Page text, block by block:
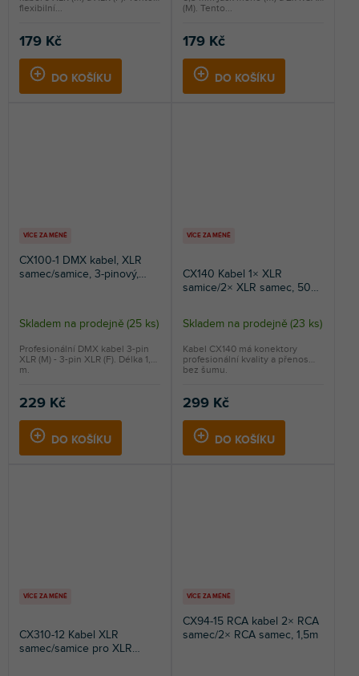
5,0
hvězdiček.
179 Kč
DO KOŠÍKU
flexibilní...
je
5,0
hvězdiček.
179 Kč
DO KOŠÍKU
(M). Tento...
VÍCE ZA MÉNĚ
CX100-1 DMX kabel, XLR
samec/samice, 3-pinový,
Skladem na prodejně (25 ks)
229 Kč
DO KOŠÍKU
Profesionální DMX kabel 3-pin
XLR (M) - 3-pin XLR (F). Délka 1,5
m.
VÍCE ZA MÉNĚ
CX140 Kabel 1× XLR
samice/2× XLR samec, 50
Průměrné
hodnocení
produktu
5,0
hvězdiček.
Skladem na prodejně (23 ks)
299 Kč
DO KOŠÍKU
Kabel CX140 má konektory
profesionální kvality a přenos
bez šumu.
VÍCE ZA MÉNĚ
CX310-12 Kabel XLR
samec/samice pro XLR
VÍCE ZA MÉNĚ
CX94-15 RCA kabel 2× RCA
samec/2× RCA samec, 1,5m